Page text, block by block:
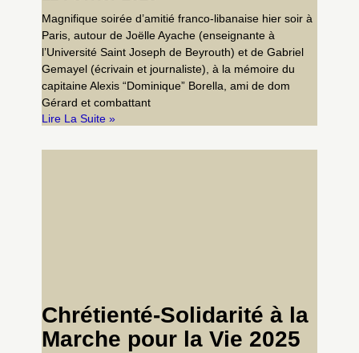
Magnifique soirée d’amitié franco-libanaise hier soir à
Paris, autour de Joëlle Ayache (enseignante à
l’Université Saint Joseph de Beyrouth) et de Gabriel
Gemayel (écrivain et journaliste), à la mémoire du
capitaine Alexis “Dominique” Borella, ami de dom
Gérard et combattant
Lire La Suite »
Chrétienté-Solidarité à la
Marche pour la Vie 2025